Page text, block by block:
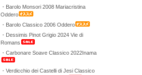
・Barolo Monsori 2008 Mariacristina
Oddero
・Barolo Classico 2006 Oddero
・Dessimis Pinot Grigio 2024 Vie di
Romans
・Carbonare Soave Classico 2022Inama
・Verdicchio dei Castelli di Jesi Classico